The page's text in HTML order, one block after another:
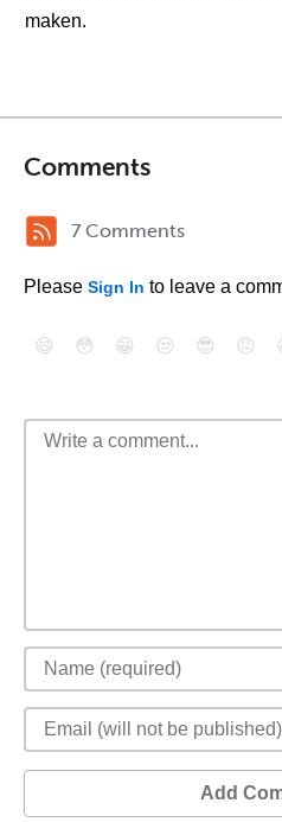
maken.
Comments
7 Comments
Please Sign In to leave a
😄 😳 😁 😒 😎 😠
Add